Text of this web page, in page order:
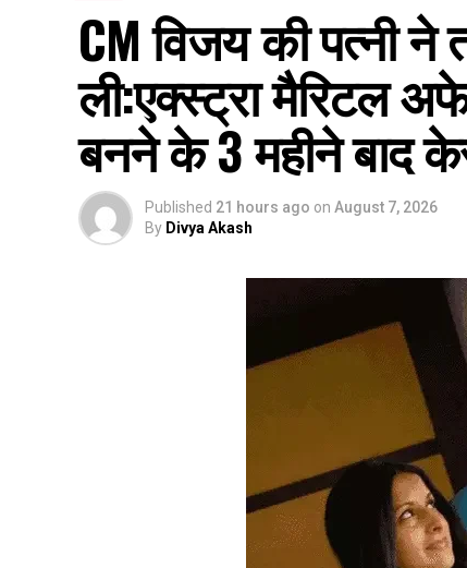
CM विजय की पत्नी ने
ली:एक्स्ट्रा मैरिटल
बनने के 3 महीने बाद
Published 21 hours ago on August 7, 2026
By Divya Akash